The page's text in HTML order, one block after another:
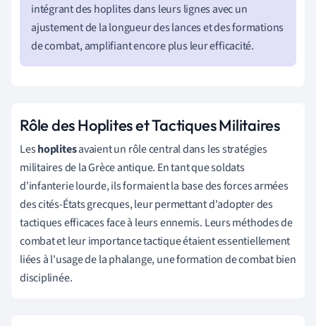
intégrant des hoplites dans leurs lignes avec un
ajustement de la longueur des lances et des formations
de combat, amplifiant encore plus leur efficacité.
Rôle des Hoplites et Tactiques Militaires
Leshoplitesavaient un rôle central dans les stratégies
militaires de la Grèce antique. En tant que soldats
d'infanterie lourde, ils formaient la base des forces armées
des cités-États grecques, leur permettant d'adopter des
tactiques efficaces face à leurs ennemis. Leurs méthodes de
combat et leur importance tactique étaient essentiellement
liées à l'usage de la phalange, une formation de combat bien
disciplinée.